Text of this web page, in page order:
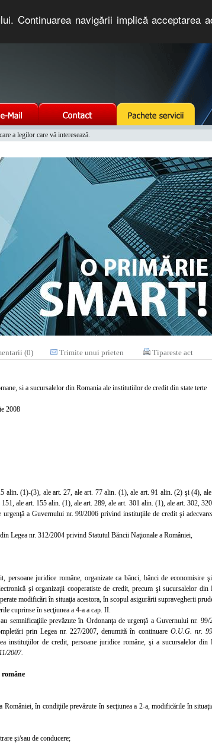
Continuarea navigării implică acceptarea
a legilor care vă interesează.
(0) Trimite unui prieten Tipareste act
si a sucursalelor din Romania ale institutiilor de credit din state terte
2008
alin. (1)-(3), ale art. 27, ale art. 77 alin. (1), ale art. 91 alin. (2) şi (4),
ale art. 155 alin. (1), ale art. 289, ale art. 301 alin. (1), ale art. 302,
a Guvernului nr. 99/2006 privind instituţiile de credit şi
Legea nr. 312/2004 privind Statutul Băncii Naţionale a României,
juridice române, organizate ca bănci, bănci de economisire
şi organizaţii cooperatiste de credit, precum şi sucursalelor din
modificări în situaţia acestora, în scopul asigurării supravegherii
cuprinse în secţiunea a 4-a a cap. II.
semnificaţiile prevăzute în Ordonanţa de urgenţă a Guvernului nr.
prin Legea nr. 227/2007, denumită în continuare O.U.G. nr.
instituţiilor de credit, persoane juridice române, şi a sucursalelor din
2007.
în condiţiile prevăzute în secţiunea a 2-a, modificările în
şi/sau de conducere;